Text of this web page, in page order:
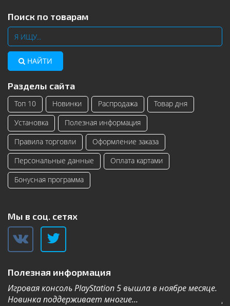
Поиск по товарам
НАЙТИ
Разделы сайта
Топ 10 Новинки Распродажа
Товар дня
Установка
Полезная информация
Правила торговли
Оформление заказа
Персональные данные
Оплата картами
Бонусная программа
Мы в соц. сетях
Полезная информация
Игровая консоль PlayStation 5 вышла в ноябре месяце.
Новинка поддерживает многие...